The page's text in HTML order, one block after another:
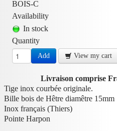
BOIS-C
Availability
In stock
Quantity
Add View my cart
Livraison comprise
Tige inox courbée originale.
Bille bois de Hêtre diamêtre 15mm
Inox français (Thiers)
Pointe Harpon